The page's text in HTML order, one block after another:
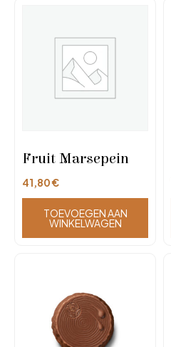
Fruit Marsepein
41,80€
TOEVOEGEN AAN
WINKELWAGEN